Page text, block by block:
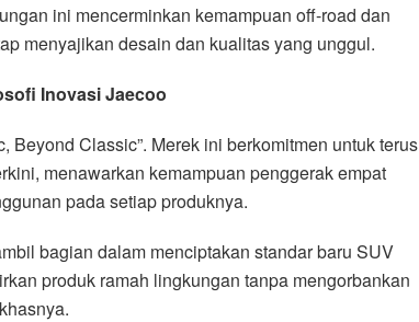
ini mencerminkan kemampuan off-road dan
menyajikan desain dan kualitas yang unggul.
Inovasi Jaecoo
Beyond Classic”. Merek ini berkomitmen untuk terus
menawarkan kemampuan penggerak empat
pada setiap produknya.
bagian dalam menciptakan standar baru SUV
produk ramah lingkungan tanpa mengorbankan